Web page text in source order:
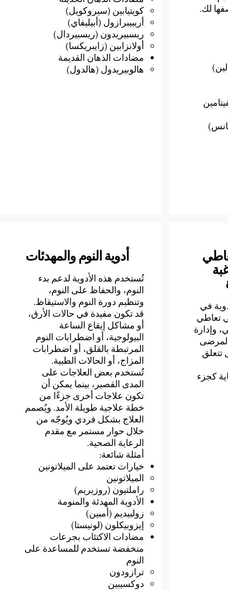
كويتيابين (سيروكويل)
أريبيبرازول (أبيليفاي)
ريسبيريدون (ريسبيردال)
أولانزابين (زايبريكسا)
مضادات الذهان القديمة
هالوبيريدول (هالدول)
أدوية النوم والمهدئات
تُستخدم هذه الأدوية لدعم بدء
النوم، والحفاظ على النوم،
وتنظيم دورة النوم والاستيقاظ.
قد تكون مفيدة في حالات الأرق،
أو مشاكل إيقاع الساعة
البيولوجية، أو اضطرابات النوم
المرتبطة بالقلق، أو اضطرابات
المزاج، أو الحالات الطبية.
تُستخدم بعض العلاجات على
المدى القصير، بينما يمكن أن
تكون علاجات أخرى جزءًا من
خطة علاجية طويلة الأمد. ويُصمم
العلاج بشكل فردي ويُوجّه من
خلال حوار مستمر مع مقدم
الرعاية الصحية.
أمثلة شائعة:
خيارات تعتمد على الميلاتونين
الميلاتونين
راملتيون (روزيريم)
الأدوية المهدئة والمنومة
زولبيديم (أمبين)
إيزوبيكلون (لونيستا)
مضادات الاكتئاب بجرعات
منخفضة تستخدم للمساعدة على
النوم
ترازودون
دوكسيبين
لك.
في
تعاطي
وإدارة
تتعلق
كجزء